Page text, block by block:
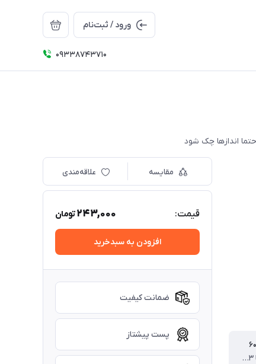
ورود / ثبت‌نام
09338743710
قد بلوز ۵۹ پهنا ۴۳ قد آستین از دوخت سرشانه ۵۲ قد شلوار ۸۶ سانت
مقایسه علاقه‌مندی
قیمت: 243,000تومان
افزودن به سبدخرید
ضمانت کیفیت
پست پیشتاز